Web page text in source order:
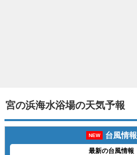
宮の浜海水浴場の天気予報
NEW 台風情報
最新の台風情報